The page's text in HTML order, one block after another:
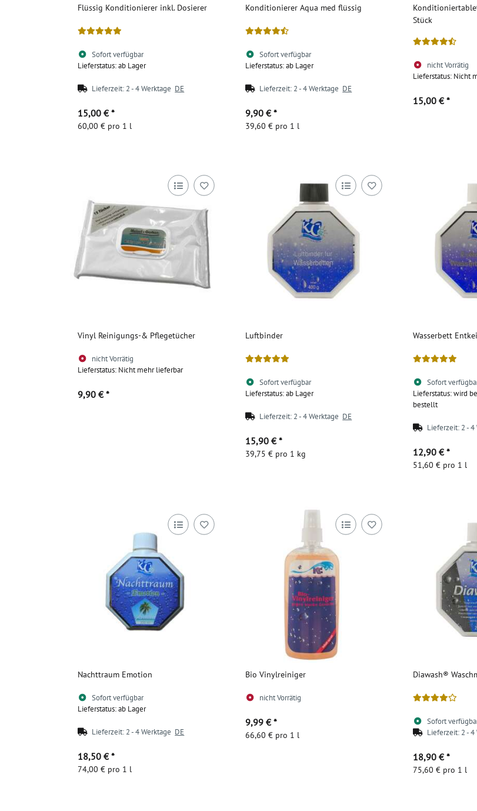
Flüssig Konditionierer inkl. Dosierer
Sofort verfügbar
Lieferstatus: ab Lager
Lieferzeit: 2 - 4 Werktage DE
15,00 € *
60,00 € pro 1 l
Konditionierer Aqua med flüssig
Sofort verfügbar
Lieferstatus: ab Lager
Lieferzeit: 2 - 4 Werktage DE
9,90 € *
39,60 € pro 1 l
Stück
nicht Vorrätig
Lieferstatus: Nicht
15,00 € *
Vinyl Reinigungs-& Pflegetücher
nicht Vorrätig
Lieferstatus: Nicht mehr lieferbar
9,90 € *
Luftbinder
Sofort verfügbar
Lieferstatus: ab Lager
Lieferzeit: 2 - 4 Werktage DE
15,90 € *
39,75 € pro 1 kg
Wasserbett
Sofort
Lieferstatus: wird
bestellt
Lieferzeit: 2 - 4
12,90 € *
51,60 € pro 1 l
Nachttraum Emotion
Sofort verfügbar
Lieferstatus: ab Lager
Lieferzeit: 2 - 4 Werktage DE
18,50 € *
74,00 € pro 1 l
Bio Vinylreiniger
nicht Vorrätig
9,99 € *
66,60 € pro 1 l
Diawash®
Sofort
Lieferzeit: 2 - 4
18,90 € *
75,60 € pro 1 l